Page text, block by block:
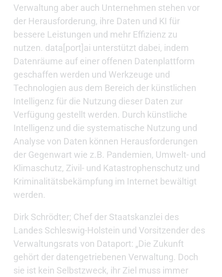
Verwaltung aber auch Unternehmen stehen vor
der Herausforderung, ihre Daten und KI für
bessere Leistungen und mehr Effizienz zu
nutzen. data[port]ai unterstützt dabei, indem
Datenräume auf einer offenen Datenplattform
geschaffen werden und Werkzeuge und
Technologien aus dem Bereich der künstlichen
Intelligenz für die Nutzung dieser Daten zur
Verfügung gestellt werden. Durch künstliche
Intelligenz und die systematische Nutzung und
Analyse von Daten können Herausforderungen
der Gegenwart wie z.B. Pandemien, Umwelt- und
Klimaschutz, Zivil- und Katastrophenschutz und
Kriminalitätsbekämpfung im Internet bewältigt
werden.
Dirk Schrödter; Chef der Staatskanzlei des
Landes Schleswig-Holstein und Vorsitzender des
Verwaltungsrats von Dataport: „Die Zukunft
gehört der datengetriebenen Verwaltung. Doch
sie ist kein Selbstzweck, ihr Ziel muss immer